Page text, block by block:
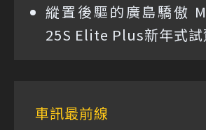
縱置後驅的廣島驕傲
25S Elite Plus新年式試
車訊最前線